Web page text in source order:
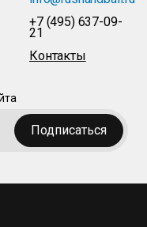
+7 (495) 637-09-
21
Контакты
Подписаться